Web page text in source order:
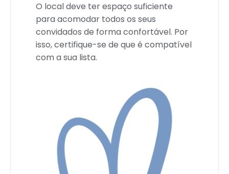
O local deve ter espaço suficiente
para acomodar todos os seus
convidados de forma confortável. Por
isso, certifique-se de que é compatível
com a sua lista.